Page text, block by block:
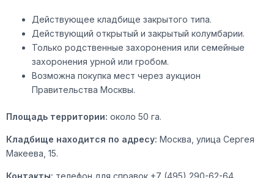
Действующее кладбище закрытого типа.
Действующий открытый и закрытый колумбарии.
Только родственные захоронения или семейные
захоронения урной или гробом.
Возможна покупка мест через аукцион
Правительства Москвы.
Площадь территории: около 50 га.
Кладбище находится по адресу: Москва, улица Сергея
Макеева, 15.
Контакты: телефон для справок +7 (495) 290-62-64